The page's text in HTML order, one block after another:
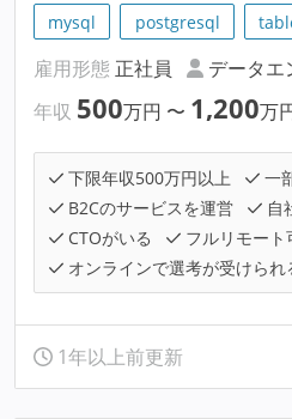
mysql
postgresql
雇用形態 正社員 データエ
年収 500万円 〜 1,200万
下限年収500万円以上
一
B2Cのサービスを運営
自
CTOがいる
フルリモート
オンラインで選考が受けられ
1年以上前更新